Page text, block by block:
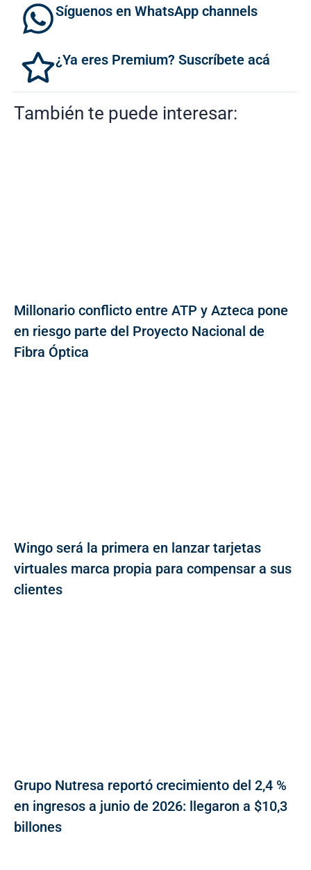
Síguenos en WhatsApp channels
¿Ya eres Premium? Suscríbete acá
También te puede interesar:
Millonario conflicto entre ATP y Azteca pone
en riesgo parte del Proyecto Nacional de
Fibra Óptica
Wingo será la primera en lanzar tarjetas
virtuales marca propia para compensar a sus
clientes
Grupo Nutresa reportó crecimiento del 2,4 %
en ingresos a junio de 2026: llegaron a $10,3
billones